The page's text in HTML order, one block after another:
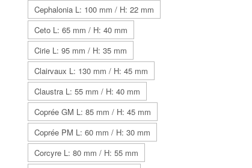
Cephalonia L: 100 mm / H: 22 mm
Ceto L: 65 mm / H: 40 mm
Cirie L: 95 mm / H: 35 mm
Clairvaux L: 130 mm / H: 45 mm
Claustra L: 55 mm / H: 40 mm
Coprée GM L: 85 mm / H: 45 mm
Coprée PM L: 60 mm / H: 30 mm
Corcyre L: 80 mm / H: 55 mm